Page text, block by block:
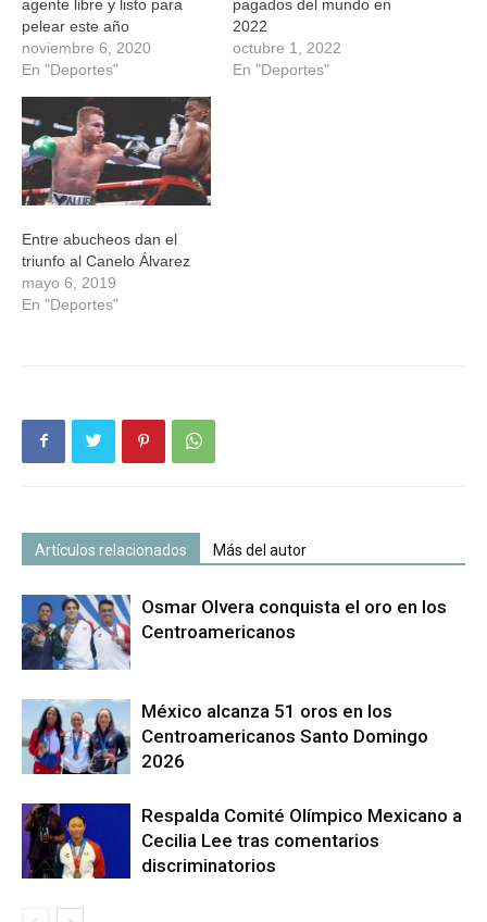
agente libre y listo para
pelear este año
noviembre 6, 2020
En "Deportes"
pagados del mundo en
2022
octubre 1, 2022
En "Deportes"
Entre abucheos dan el
triunfo al Canelo Álvarez
mayo 6, 2019
En "Deportes"
Artículos relacionados Más del autor
Osmar Olvera conquista el oro en los
Centroamericanos
México alcanza 51 oros en los
Centroamericanos Santo Domingo
2026
Respalda Comité Olímpico Mexicano a
Cecilia Lee tras comentarios
discriminatorios